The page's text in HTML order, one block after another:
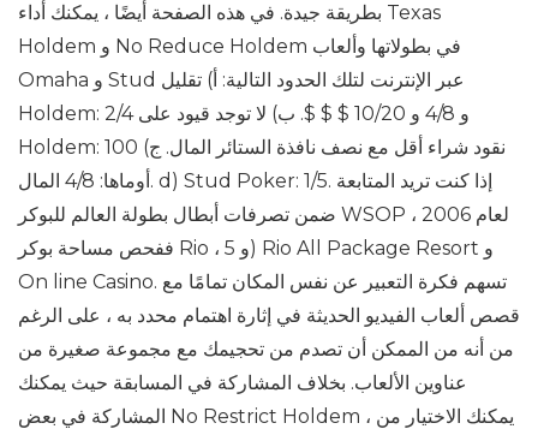
بطريقة جيدة. في هذه الصفحة أيضًا ، يمكنك أداء Texas
Holdem و No Reduce Holdem في بطولاتها وألعاب
Omaha و Stud عبر الإنترنت لتلك الحدود التالية: أ) تقليل
Holdem: 2/4 و 4/8 و 10/20 $ $ $. ب) لا توجد قيود على
Holdem: 100 نقود شراء أقل مع نصف نافذة الستائر المال. ج)
أوماها: 4/8 المال. d) Stud Poker: 1/5. إذا كنت تريد المتابعة
ضمن تصرفات أبطال بطولة العالم للبوكر WSOP لعام 2006 ،
ففحص مساحة بوكر Rio ، و 5) Rio All Package Resort و
On line Casino. تسهم فكرة التعبير عن نفس المكان تمامًا مع
قصص ألعاب الفيديو الحديثة في إثارة اهتمام محدد به ، على الرغم
من أنه من الممكن أن تصدم من تحجيمك مع مجموعة صغيرة من
عناوين الألعاب. بخلاف المشاركة في المسابقة حيث يمكنك
المشاركة في بعض No Restrict Holdem ، يمكنك الاختيار من